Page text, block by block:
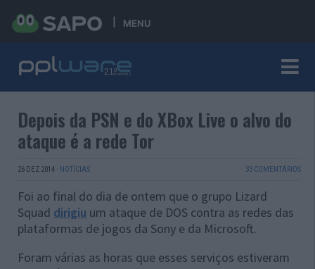
MENU
Depois da PSN e do XBox Live o alvo do
ataque é a rede Tor
26 DEZ 2014 · NOTÍCIAS 33 COMENTÁRIOS
Foi ao final do dia de ontem que o grupo Lizard
Squad dirigiu um ataque de DOS contra as redes das
plataformas de jogos da Sony e da Microsoft.
Foram várias as horas que esses serviços estiveram